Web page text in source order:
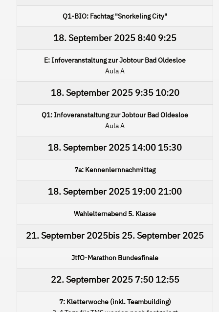
Q1-BIO: Fachtag "Snorkeling City"
18. September 2025 8:40 9:25
E: Infoveranstaltung zur Jobtour Bad Oldesloe
Aula A
18. September 20259:35 10:20
Q1: Infoveranstaltung zur Jobtour Bad Oldesloe
Aula A
18. September 2025 14:00 15:30
7a: Kennenlernnachmittag
18. September 2025 19:00 21:00
Wahlelternabend 5. Klasse
21. September 2025bis 25. September 2025
JtfO-Marathon Bundesfinale
22. September 20257:50 12:55
7: Kletterwoche (inkl. Teambuilding)